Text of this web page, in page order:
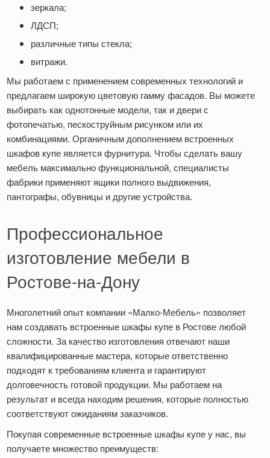
зеркала;
ЛДСП;
различные типы стекла;
витражи.
Мы работаем с применением современных технологий и
предлагаем широкую цветовую гамму фасадов. Вы можете
выбирать как однотонные модели, так и двери с
фотопечатью, пескоструйным рисунком или их
комбинациями. Органичным дополнением встроенных
шкафов купе является фурнитура. Чтобы сделать вашу
мебель максимально функциональной, специалисты
фабрики применяют ящики полного выдвижения,
пантографы, обувницы и другие устройства.
Профессиональное
изготовление мебели в
Ростове-на-Дону
Многолетний опыт компании «Малко-Мебель» позволяет
нам создавать встроенные шкафы купе в Ростове любой
сложности. За качество изготовления отвечают наши
квалифицированные мастера, которые ответственно
подходят к требованиям клиента и гарантируют
долговечность готовой продукции. Мы работаем на
результат и всегда находим решения, которые полностью
соответствуют ожиданиям заказчиков.
Покупая современные встроенные шкафы купе у нас, вы
получаете множество преимуществ: